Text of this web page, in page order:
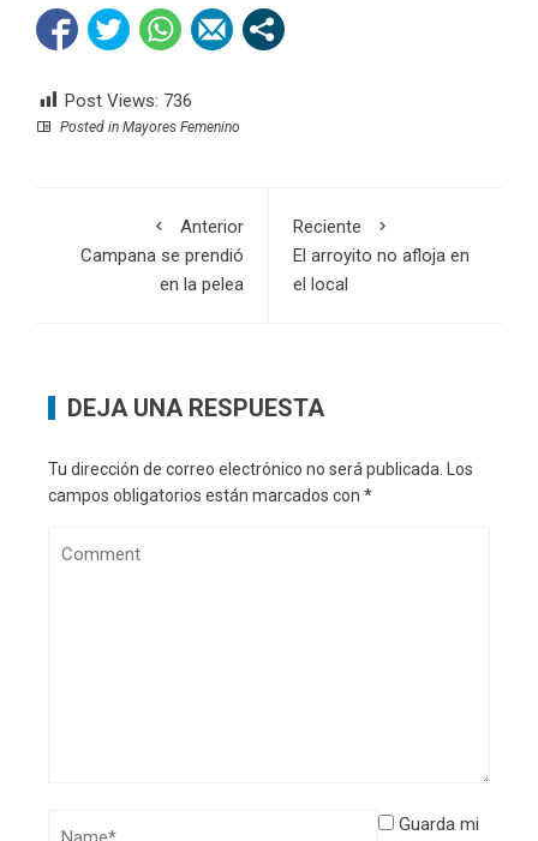
Post Views: 736
Posted in Mayores Femenino
Anterior
Campana se prendió
en la pelea
Reciente
El arroyito no afloja en
el local
DEJA UNA RESPUESTA
Tu dirección de correo electrónico no será publicada. Los
campos obligatorios están marcados con *
Guarda mi